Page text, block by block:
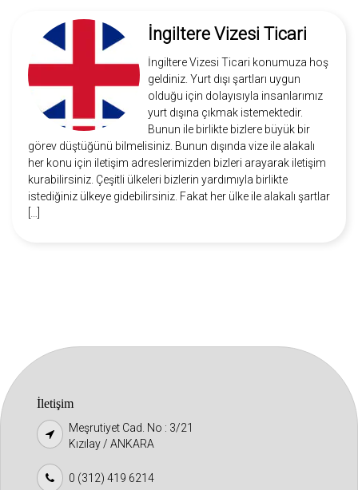
İngiltere Vizesi Ticari
İngiltere Vizesi Ticari konumuza hoş
geldiniz. Yurt dışı şartları uygun
olduğu için dolayısıyla insanlarımız
yurt dışına çıkmak istemektedir.
Bunun ile birlikte bizlere büyük bir
görev düştüğünü bilmelisiniz. Bunun dışında vize ile alakalı
her konu için iletişim adreslerimizden bizleri arayarak iletişim
kurabilirsiniz. Çeşitli ülkeleri bizlerin yardımıyla birlikte
istediğiniz ülkeye gidebilirsiniz. Fakat her ülke ile alakalı şartlar
İletişim
Meşrutiyet Cad. No : 3/21
Kızılay / ANKARA
0 (312) 419 6214